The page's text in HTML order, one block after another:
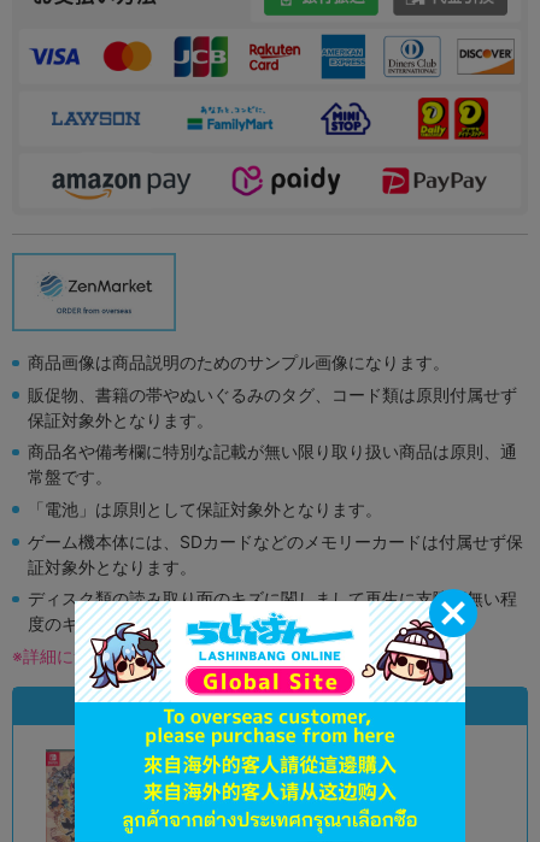
商品画像は商品説明のためのサンプル画像になります。
販促物、書籍の帯やぬいぐるみのタグ、コード類は原則付属せず
保証対象外となります。
商品名や備考欄に特別な記載が無い限り取り扱い商品は原則、通
常盤です。
「電池」は原則として保証対象外となります。
ゲーム機本体には、SDカードなどのメモリーカードは付属せず保
証対象外となります。
ディスク類の読み取り面のキズに関しまして再生に支障が無い程
度のキズがある場合がございます。
※詳細につきましてはコチラ
状態違いの同一商品
状態 :A
オンライン